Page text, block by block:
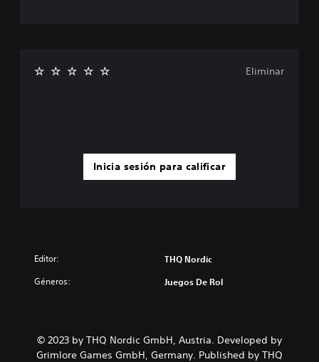
Inicia sesión para calificar
Eliminar
Editor: THQ Nordic
Géneros: Juegos De Rol
© 2023 by THQ Nordic GmbH, Austria. Developed by
Grimlore Games GmbH, Germany. Published by THQ